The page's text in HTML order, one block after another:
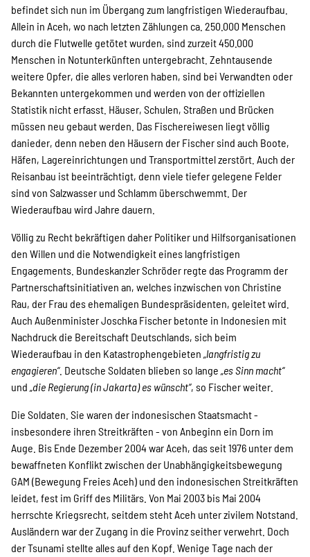
SPENDEN
Über uns
Transparenz
Kontakt
english
Indonesian
Suche
befindet sich nun im Übergang zum langfristigen Wiederaufbau.
Allein in Aceh, wo nach letzten Zählungen ca. 250.000 Menschen
durch die Flutwelle getötet wurden, sind zurzeit 450.000
Menschen in Notunterkünften untergebracht. Zehntausende
weitere Opfer, die alles verloren haben, sind bei Verwandten oder
Bekannten untergekommen und werden von der offiziellen
Statistik nicht erfasst. Häuser, Schulen, Straßen und Brücken
müssen neu gebaut werden. Das Fischereiwesen liegt völlig
danieder, denn neben den Häusern der Fischer sind auch Boote,
Häfen, Lagereinrichtungen und Transportmittel zerstört. Auch der
Reisanbau ist beeinträchtigt, denn viele tiefer gelegene Felder
sind von Salzwasser und Schlamm überschwemmt. Der
Wiederaufbau wird Jahre dauern.
Völlig zu Recht bekräftigen daher Politiker und Hilfsorganisationen
den Willen und die Notwendigkeit eines langfristigen
Engagements. Bundeskanzler Schröder regte das Programm der
Partnerschaftsinitiativen an, welches inzwischen von Christine
Rau, der Frau des ehemaligen Bundespräsidenten, geleitet wird.
Auch Außenminister Joschka Fischer betonte in Indonesien mit
Nachdruck die Bereitschaft Deutschlands, sich beim
Wiederaufbau in den Katastrophengebieten „langfristig zu
engagieren“. Deutsche Soldaten blieben so lange „es Sinn macht“
und „die Regierung (in Jakarta) es wünscht“, so Fischer weiter.
Die Soldaten. Sie waren der indonesischen Staatsmacht -
insbesondere ihren Streitkräften - von Anbeginn ein Dorn im
Auge. Bis Ende Dezember 2004 war Aceh, das seit 1976 unter dem
bewaffneten Konflikt zwischen der Unabhängigkeitsbewegung
GAM (Bewegung Freies Aceh) und den indonesischen Streitkräften
leidet, fest im Griff des Militärs. Von Mai 2003 bis Mai 2004
herrschte Kriegsrecht, seitdem steht Aceh unter zivilem Notstand.
Ausländern war der Zugang in die Provinz seither verwehrt. Doch
der Tsunami stellte alles auf den Kopf. Wenige Tage nach der